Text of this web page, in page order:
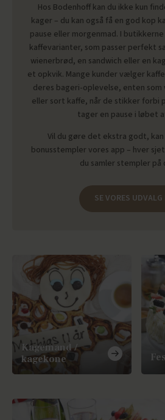
Hos Bodenhoff kan du ikke kun
kager – du kan også få en god kop
pause eller morgenmad. I
kaffevarianter, som passer perfekt
wienerbrød, en sandwich eller en
et opkvik. Mange kunder vælger
deres bageri-oplevelse, enten
eller sort kaffe, når de stikker forbi
tager en pause i løbet
Vil du gøre det ekstra godt,
bonusstempler vores app – hver
du samler stempler
SE VORES UDVALG
Kagemand /
kagekone